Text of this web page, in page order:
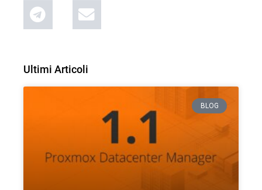
Ultimi Articoli
BLOG